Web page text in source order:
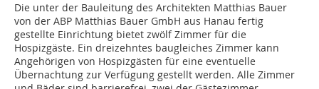
Die unter der Bauleitung des Architekten Matthias Bauer
von der ABP Matthias Bauer GmbH aus Hanau fertig
gestellte Einrichtung bietet zwölf Zimmer für die
Hospizgäste. Ein dreizehntes baugleiches Zimmer kann
Angehörigen von Hospizgästen für eine eventuelle
Übernachtung zur Verfügung gestellt werden. Alle Zimmer